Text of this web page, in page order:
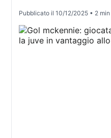
Pubblicato il10/12/2025 • 2 min